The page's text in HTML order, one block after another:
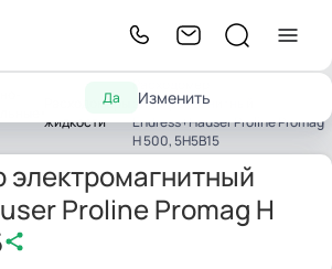
Да Изменить
Расходомеры
жидкости
электромагнитный
Endress+Hauser Proline Promag
H 500, 5H5B15
Proline Promag H